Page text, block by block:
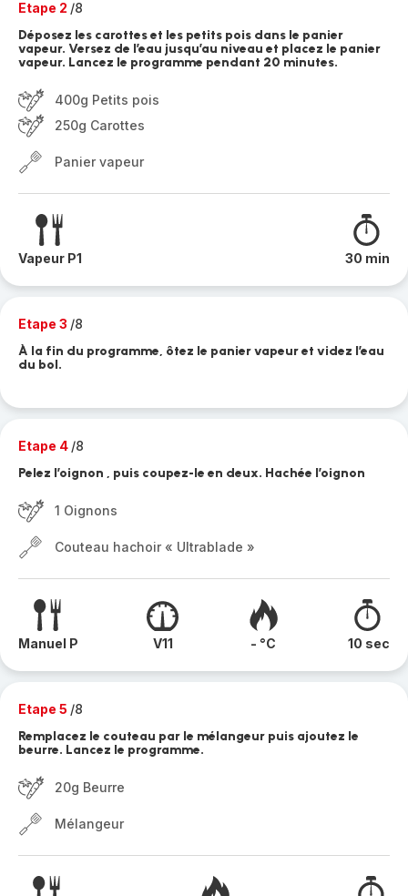
Etape 2 /8
Déposez les carottes et les petits pois dans le panier
vapeur. Versez de l’eau jusqu’au niveau et placez le panier
vapeur. Lancez le programme pendant 20 minutes.
400g Petits pois
250g Carottes
Panier vapeur
Vapeur P1 30 min
Etape 3 /8
À la fin du programme, ôtez le panier vapeur et videz l’eau
du bol.
Etape 4 /8
Pelez l’oignon , puis coupez-le en deux. Hachée l’oignon
1 Oignons
Couteau hachoir « Ultrablade »
Manuel P V11 - °C 10 sec
Etape 5 /8
Remplacez le couteau par le mélangeur puis ajoutez le
beurre. Lancez le programme.
20g Beurre
Mélangeur